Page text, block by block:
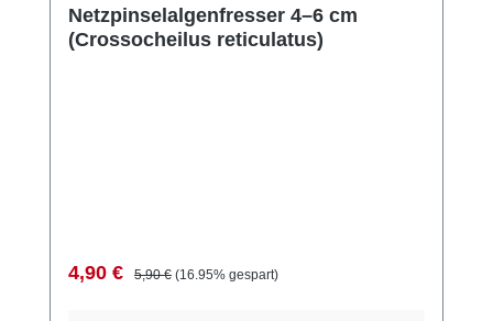
Netzpinselalgenfresser 4–6 cm
(Crossocheilus reticulatus)
Verkaufspreis:
4,90 € Regulärer Preis:
5,90 € (16.95% gespart)